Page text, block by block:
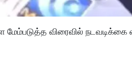
மேம்படுத்த விரைவில்